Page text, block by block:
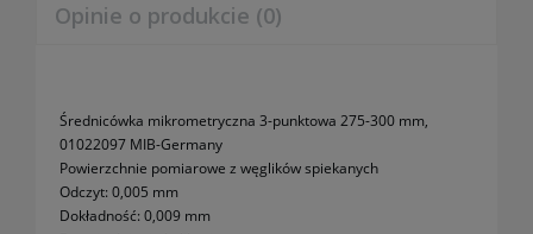
Opinie o produkcie (0)
Średnicówka mikrometryczna 3-punktowa 275-300 mm,
01022097 MIB-Germany
Powierzchnie pomiarowe z węglików spiekanych
Odczyt: 0,005 mm
Dokładność: 0,009 mm